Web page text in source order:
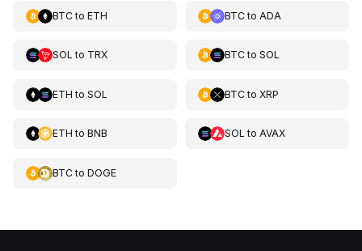
BTCto ETH BTCto ADA
SOL to TRX BTCto SOL
ETH to SOL BTCto XRP
ETH to BNB SOL to AVAX
BTCto DOGE